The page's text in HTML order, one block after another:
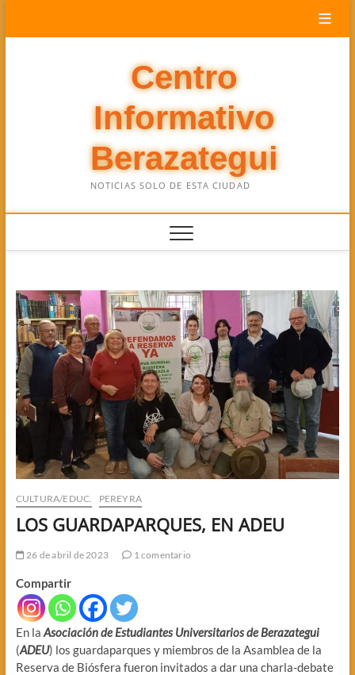
Centro
Informativo
Berazategui
NOTICIAS SOLO DE ESTA CIUDAD
CULTURA/EDUC. PEREYRA
LOS GUARDAPARQUES, EN ADEU
26 de abril de 2023 1 comentario
Compartir
En la Asociación de Estudiantes Universitarios de Berazategui
(ADEU) los guardaparques y miembros de la Asamblea de la
Reserva de Biósfera fueron invitados a dar una charla-debate